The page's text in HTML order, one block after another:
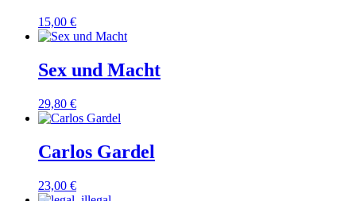
15,00 €
Sex und Macht
29,80 €
Carlos Gardel
23,00 €